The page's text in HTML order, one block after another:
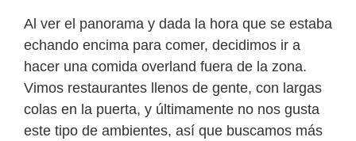
Al ver el panorama y dada la hora que se estaba
echando encima para comer, decidimos ir a
hacer una comida overland fuera de la zona.
Vimos restaurantes llenos de gente, con largas
colas en la puerta, y últimamente no nos gusta
este tipo de ambientes, así que buscamos más